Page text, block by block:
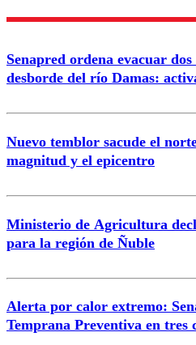
Correo
Senapred ordena evacuar
desborde del río Damas:
Nuevo temblor sacude el
magnitud y el epicentro
Ministerio de Agricultura
para la región de Ñuble
Alerta por calor extremo:
Temprana Preventiva en tres